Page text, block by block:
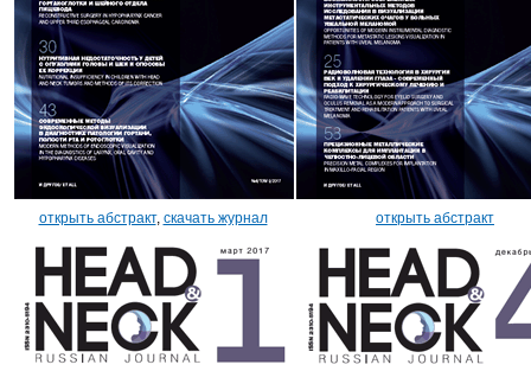
открыть абстракт, скачать журнал открыть абстракт